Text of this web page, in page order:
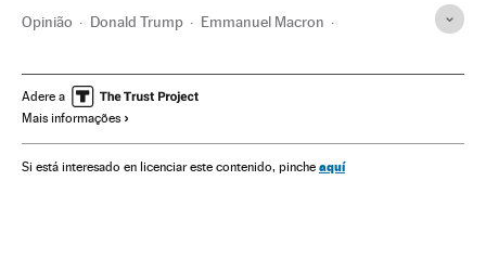
Opinião Donald Trump Emmanuel Macron
Fake news Manipulação informativa
Meios comunicação
Adere a
Mais informações
Si está interesado en licenciar este contenido, pinche aquí